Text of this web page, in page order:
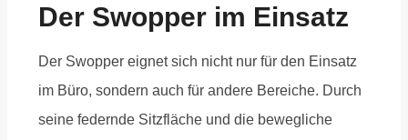
Der Swopper im Einsatz
Der Swopper eignet sich nicht nur für den Einsatz
im Büro, sondern auch für andere Bereiche. Durch
seine federnde Sitzfläche und die bewegliche